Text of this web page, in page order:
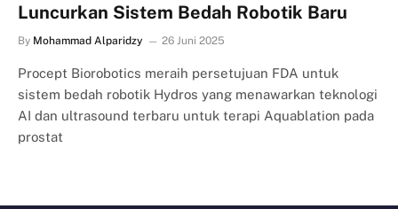
Luncurkan Sistem Bedah Robotik Baru
By Mohammad Alparidzy 26 Juni 2025
Procept Biorobotics meraih persetujuan FDA untuk
sistem bedah robotik Hydros yang menawarkan teknologi
AI dan ultrasound terbaru untuk terapi Aquablation pada
prostat